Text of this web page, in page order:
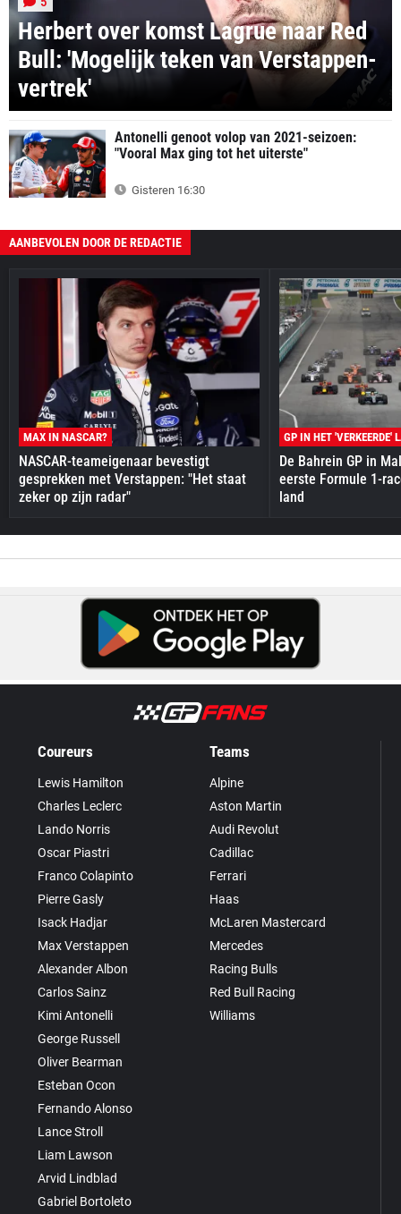
Herbert over komst Lagrue naar Red
Bull: 'Mogelijk teken van Verstappen-
vertrek'
Antonelli genoot volop van 2021-seizoen:
"Vooral Max ging tot het uiterste"
Gisteren 16:30
AANBEVOLEN DOOR DE REDACTIE
MAX IN NASCAR?
NASCAR-teameigenaar bevestigt
gesprekken met Verstappen: "Het staat
zeker op zijn radar"
GP IN HET 'VERKEERDE'
De Bahrein GP in
eerste Formule 1-
land
Coureurs
Lewis Hamilton
Charles Leclerc
Lando Norris
Oscar Piastri
Franco Colapinto
Pierre Gasly
Isack Hadjar
Max Verstappen
Alexander Albon
Carlos Sainz
Kimi Antonelli
George Russell
Oliver Bearman
Esteban Ocon
Fernando Alonso
Lance Stroll
Liam Lawson
Arvid Lindblad
Gabriel Bortoleto
Teams
Alpine
Aston Martin
Audi Revolut
Cadillac
Ferrari
Haas
McLaren Mastercard
Mercedes
Racing Bulls
Red Bull Racing
Williams